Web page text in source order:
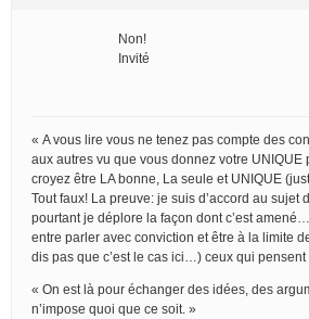
Non!
Invité
« A vous lire vous ne tenez pas compte des
aux autres vu que vous donnez votre UNIQUE
croyez être LA bonne, La seule et UNIQUE
Tout faux! La preuve: je suis d’accord au sujet
pourtant je déplore la façon dont c’est
entre parler avec conviction et être à la limite
dis pas que c’est le cas ici…) ceux qui pensent
« On est là pour échanger des idées, des
n’impose quoi que ce soit. »